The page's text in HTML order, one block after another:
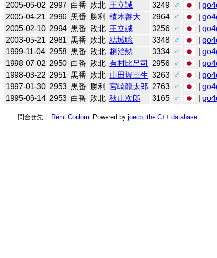
2005-06-02 2997 白番 敗北 王立誠 3249 ♂ |
2005-04-21 2996 黒番 勝利 植木善大 2964 ♂ |
2005-02-10 2994 黒番 敗北 王立誠 3256 ♂ |
2003-05-21 2981 黒番 敗北 結城聡 3348 ♂ |
1999-11-04 2958 黒番 敗北 趙治勲 3334 ♂ |
1998-07-02 2950 白番 敗北 有村比呂司 2956 ♂ |
1998-03-22 2951 黒番 敗北 山田規三生 3263 ♂ |
1997-01-30 2953 黒番 勝利 宮崎龍太郎 2763 ♂ |
1995-06-14 2953 白番 敗北 秋山次郎 3165 ♂ |
問合せ先： Rémi Coulom . Powered by joedb, the C++ database